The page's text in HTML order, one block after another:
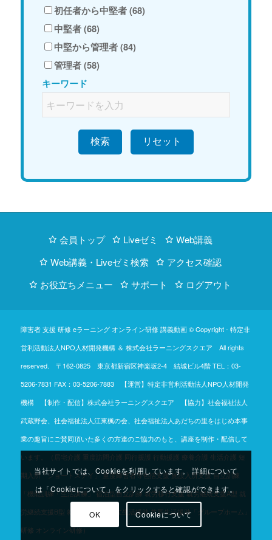
初任者から中堅者 (68)
中堅者 (68)
中堅から管理者 (84)
管理者 (58)
キーワード
検索
会員トップ Liveゼミ
Web講義
Web講義・Liveゼミ検索
アクセス確認
お役立ちメニュー
サポート ログアウト
障害者 支援 研修 eラーニング オンライン研修 講義動画 © Copyright - 特定非
営利活動法人NPO人材開発機構＆ 株式会社ラーニングスクエア All rights
reserved. 〒162-0825 東京都新宿区神楽坂2-4 結城ビル4階TEL：03-
5206-7831 FAX：03-5206-7883 【運営】特定非営利活動法人NPO人材開発
機構 【制作・配信】株式会社ラーニングスクエア 【協力】社会福祉法人
武蔵野会、社会福祉法人江東楓の会、社会福祉法人あだちの里をはじめ本事
業の趣旨にご賛同頂いた多くの方達のご協力のもと、講座を制作・配信して
います。（居宅介護 重度訪問介護 同行援護 行動援護 療養介護 生活介護 短
期入所「ショートステイ」 重度障害者等包括支援 施設入所支援 自立訓練
「機能訓練・生活訓練」 宿泊型自立訓練 就労移行支援 就労継続支援A型 就
労継続支援B型 就労定着支援 自立生活援助 共同生活援助「グループホーム」
研修 オンライン研修）
当社サイトでは、Cookieを利用しています。 詳細について
は「Cookieについて」をクリックすると確認ができます。
OK Cookieについて